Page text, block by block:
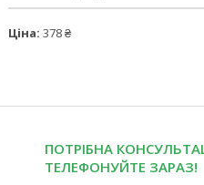
Ціна: 378 ₴
ПОТРІБНА
ТЕЛЕФОНУЙТЕ ЗАРАЗ!